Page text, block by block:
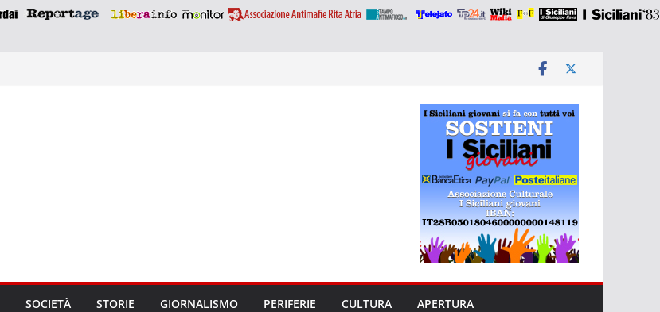
SOCIETÀ STORIE GIORNALISMO PERIFERIE CULTURA APERTURA